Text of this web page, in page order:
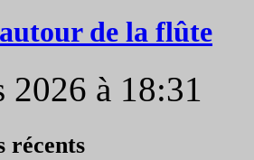
de la flûte
2026 à 18:31
récents